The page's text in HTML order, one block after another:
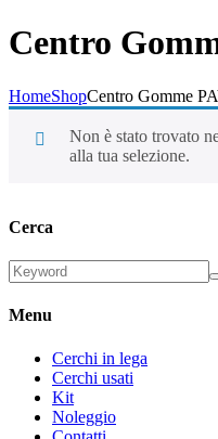
Centro
HomeShopCentro Gomme
Non è stato trovato
alla tua selezione.
Cerca
Menu
Cerchi in lega
Cerchi usati
Kit
Noleggio